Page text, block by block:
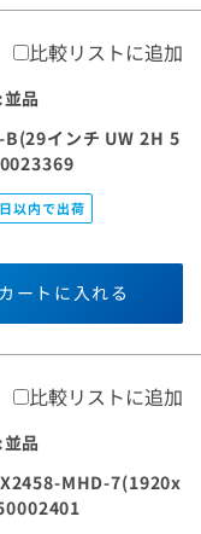
比較リストに追加
品
インチ UW 2H 5
以内で出荷
カートに入れる
比較リストに追加
品
MHD-7(1920x